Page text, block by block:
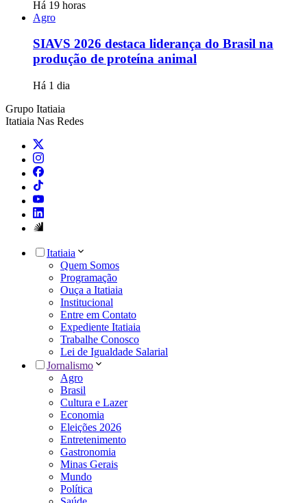
Há 19 horas
Agro
SIAVS 2026 destaca liderança do Brasil na
produção de proteína animal
Há 1 dia
Grupo Itatiaia
Itatiaia Nas Redes
Itatiaia
Quem Somos
Programação
Ouça a Itatiaia
Institucional
Entre em Contato
Expediente Itatiaia
Trabalhe Conosco
Lei de Igualdade Salarial
Jornalismo
Agro
Brasil
Cultura e Lazer
Economia
Eleições 2026
Entretenimento
Gastronomia
Minas Gerais
Mundo
Política